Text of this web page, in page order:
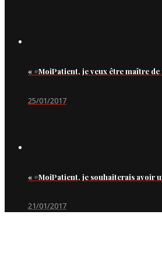
« #MoiPatient, je veux être maître
25/01/2017
« #MoiPatient, je souhaiterais avoir
21/01/2017